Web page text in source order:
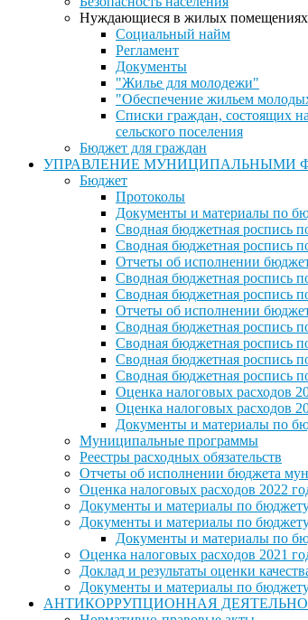
Нуждающиеся в жилых помещениях
Социальный найм
Регламент
Документы
"Жилье для молодежи"
"Обеспечение жильем
Списки граждан, состоящих
сельского поселения
Бюджет для граждан
УПРАВЛЕНИЕ МУНИЦИПАЛЬНЫМИ
Бюджет
Протоколы
Документы и материалы по
Сводная бюджетная роспись
Сводная бюджетная роспись
Отчеты об исполнении
Сводная бюджетная роспись
Сводная бюджетная роспись
Отчеты об исполнении
Сводная бюджетная роспись
Сводная бюджетная роспись
Сводная бюджетная роспись
Сводная бюджетная роспись
Оценка налоговых расходов
Оценка налоговых расходов
Документы и материалы по
Муниципальные программы
Реестры расходных обязательств
Отчеты об исполнении бюджета
Оценка налоговых расходов 2022
Документы и материалы по
Документы и материалы по
Документы и материалы по
Оценка налоговых расходов 2021
Доклад и результаты оценки
Документы и материалы по
АНТИКОРРУПЦИОННАЯ